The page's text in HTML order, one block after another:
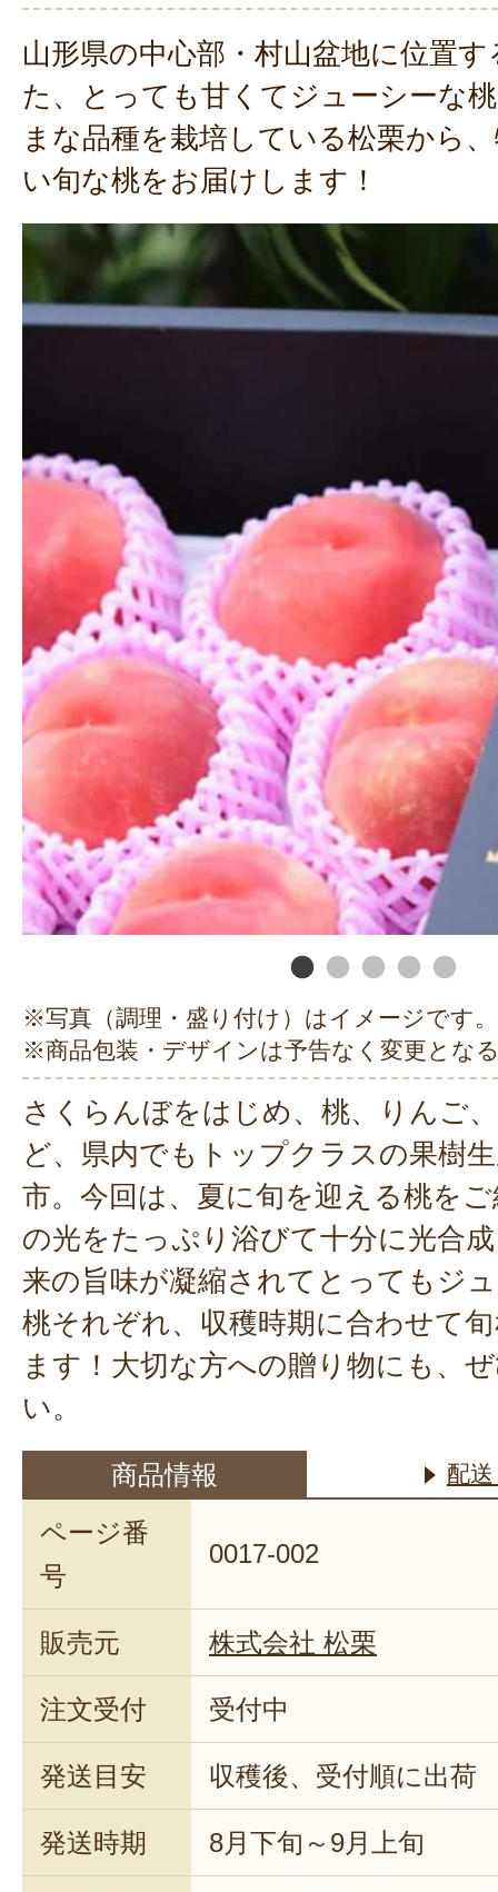
山形県の中心部・村山盆地に位置
た、とっても甘くてジューシーな
まな品種を栽培している松栗から
い旬な桃をお届けします！
※写真（調理・盛り付け）はイメージです。
※商品包装・デザインは予告なく変更とな
さくらんぼをはじめ、桃、りんご
ど、県内でもトップクラスの果樹
市。今回は、夏に旬を迎える桃を
の光をたっぷり浴びて十分に光合
来の旨味が凝縮されてとってもジ
桃それぞれ、収穫時期に合わせて
ます！大切な方への贈り物にも、
い。
商品情報 配
ページ番
号
0017-002
販売元 株式会社 松栗
注文受付 受付中
発送目安 収穫後、受付順に出荷
発送時期 8月下旬～9月上旬